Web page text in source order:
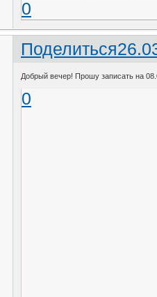
0
Поделиться
Добрый вечер! Прошу записать на
0